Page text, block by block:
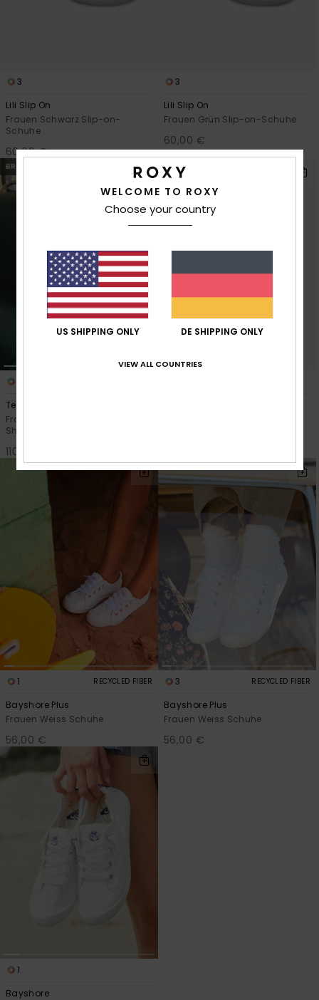
3
Lili Slip On
Frauen Schwarz Slip-on-
Schuhe
60,00 €
3
Lili Slip On
Frauen Grün Slip-on-Schuhe
60,00 €
BRANDNEU
Tenerria
Frauen Beige Suede Moc Toe
Shoes
110,00 €
BRANDNEU
1 RECYCLED FIBER
Bayshore Plus
Frauen Weiss Schuhe
56,00 €
3 RECYCLED FIBER
Bayshore Plus
Frauen Weiss Schuhe
56,00 €
1
Bayshore
WELCOME TO ROXY
Choose your country
US SHIPPING ONLY DE SHIPPING ONLY
VIEW ALL COUNTRIES